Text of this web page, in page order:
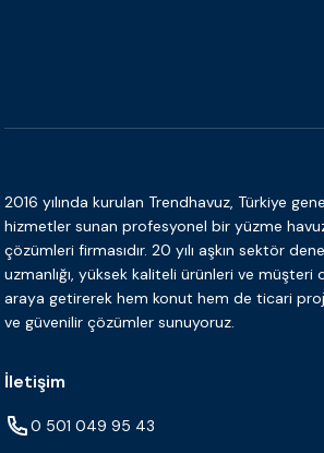
2016 yılında kurulan Trendhavuz, Türkiye
hizmetler sunan profesyonel bir yüzme
çözümleri firmasıdır. 20 yılı aşkın sektör
uzmanlığı, yüksek kaliteli ürünleri ve müşteri
araya getirerek hem konut hem de ticari
ve güvenilir çözümler sunuyoruz.
İletişim
0 501 049 95 43